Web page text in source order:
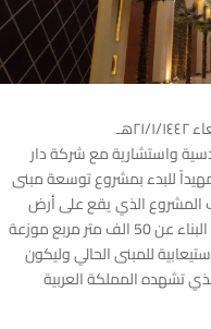
أبرمت شركة كليات الرؤية للتعليم في يوم الأربعاء ٢١/١/١٤٤٢هـ
هندسية واستشارية مع شركة دار
للبدء بمشروع توسعة مبنى
المشروع الذي يقع على أرض
بمساحة 12 الف متر مربع، وتزيد فيه مسطحات البناء عن 50 الف متر مربع موزعة
للمبنى الحالي وليكون
تشهده المملكة العربية